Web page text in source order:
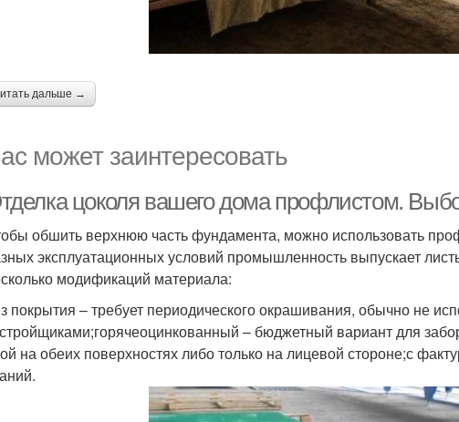
дальше →
может заинтересовать
цоколя вашего дома профлистом.
обшить верхнюю часть фундамента, можно использовать
эксплуатационных условий промышленность выпускает
модификаций материала:
покрытия – требует периодического окрашивания, обычно не
– бюджетный вариант для
на обеих поверхностях либо только на лицевой стороне;с